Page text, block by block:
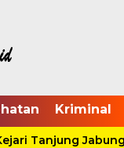
Kriminal
Tanjung